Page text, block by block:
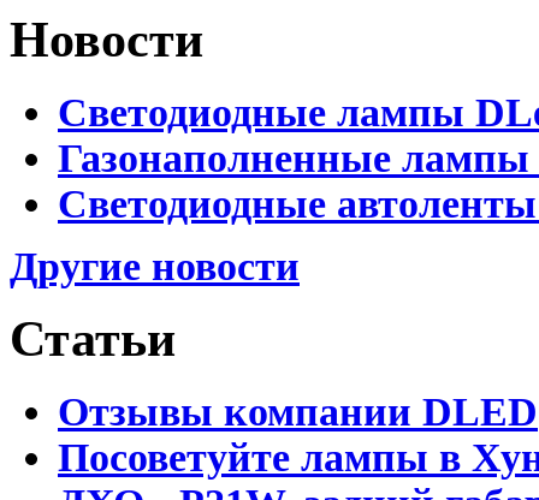
Новости
Светодиодные лампы
Газонаполненные
Светодиодные
Другие новости
Статьи
Отзывы компании DLED
Посоветуйте лампы в